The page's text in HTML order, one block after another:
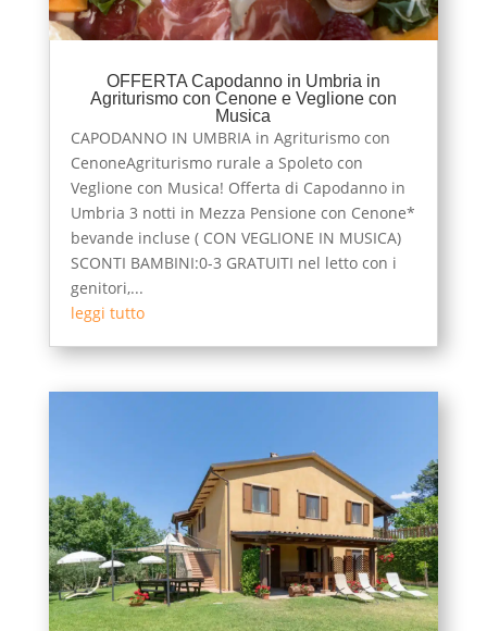
OFFERTA Capodanno in Umbria in
Agriturismo con Cenone e Veglione con
Musica
CAPODANNO IN UMBRIA in Agriturismo con
CenoneAgriturismo rurale a Spoleto con
Veglione con Musica! Offerta di Capodanno in
Umbria 3 notti in Mezza Pensione con Cenone*
bevande incluse ( CON VEGLIONE IN MUSICA)
SCONTI BAMBINI:0-3 GRATUITI nel letto con i
genitori,...
leggi tutto